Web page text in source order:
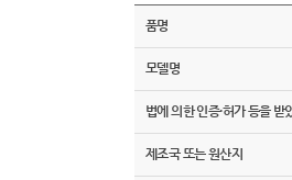
품명
모델명
법에 의한 인증·허가 등을
제조국 또는 원산지